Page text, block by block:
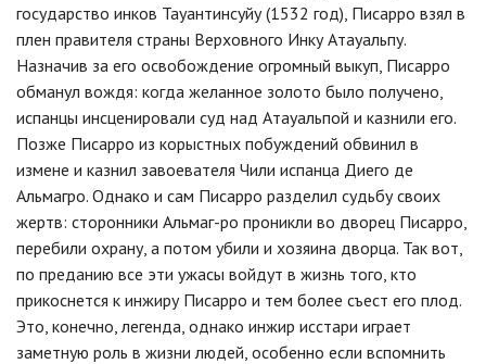
государство инков Тауантинсуйу (1532 год), Писарро взял в
плен правителя страны Верховного Инку Атауальпу.
Назначив за его освобождение огромный выкуп, Писарро
обманул вождя: когда желанное золото было получено,
испанцы инсценировали суд над Атауальпой и казнили его.
Позже Писарро из корыстных побуждений обвинил в
измене и казнил завоевателя Чили испанца Диего де
Альмагро. Однако и сам Писарро разделил судьбу своих
жертв: сторонники Альмаг-ро проникли во дворец Писарро,
перебили охрану, а потом убили и хозяина дворца. Так вот,
по преданию все эти ужасы войдут в жизнь того, кто
прикоснется к инжиру Писарро и тем более съест его плод.
Это, конечно, легенда, однако инжир исстари играет
заметную роль в жизни людей, особенно если вспомнить